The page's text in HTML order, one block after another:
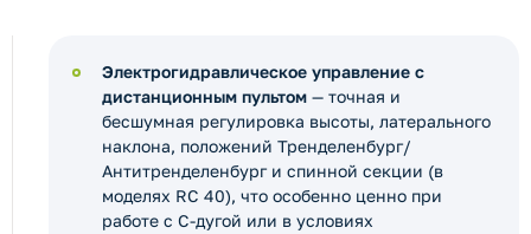
Электрогидравлическое управление с
дистанционным пультом — точная и
бесшумная регулировка высоты, латерального
наклона, положений Тренделенбург/
Антитренделенбург и спинной секции (в
моделях RC 40), что особенно ценно при
работе с C-дугой или в условиях